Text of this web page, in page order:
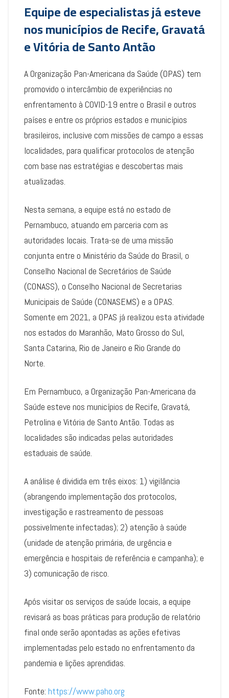
Equipe de especialistas já esteve
nos municípios de Recife, Gravatá
e Vitória de Santo Antão
A Organização Pan-Americana da Saúde (OPAS) tem
promovido o intercâmbio de experiências no
enfrentamento à COVID-19 entre o Brasil e outros
países e entre os próprios estados e municípios
brasileiros, inclusive com missões de campo a essas
localidades, para qualificar protocolos de atenção
com base nas estratégias e descobertas mais
atualizadas.
Nesta semana, a equipe está no estado de
Pernambuco, atuando em parceria com as
autoridades locais. Trata-se de uma missão
conjunta entre o Ministério da Saúde do Brasil, o
Conselho Nacional de Secretários de Saúde
(CONASS), o Conselho Nacional de Secretarias
Municipais de Saúde (CONASEMS) e a OPAS.
Somente em 2021, a OPAS já realizou esta atividade
nos estados do Maranhão, Mato Grosso do Sul,
Santa Catarina, Rio de Janeiro e Rio Grande do
Norte.
Em Pernambuco, a Organização Pan-Americana da
Saúde esteve nos municípios de Recife, Gravatá,
Petrolina e Vitória de Santo Antão. Todas as
localidades são indicadas pelas autoridades
estaduais de saúde.
A análise é dividida em três eixos: 1) vigilância
(abrangendo implementação dos protocolos,
investigação e rastreamento de pessoas
possivelmente infectadas); 2) atenção à saúde
(unidade de atenção primária, de urgência e
emergência e hospitais de referência e campanha); e
3) comunicação de risco.
Após visitar os serviços de saúde locais, a equipe
revisará as boas práticas para produção de relatório
final onde serão apontadas as ações efetivas
implementadas pelo estado no enfrentamento da
pandemia e lições aprendidas.
Fonte: https://www.paho.org